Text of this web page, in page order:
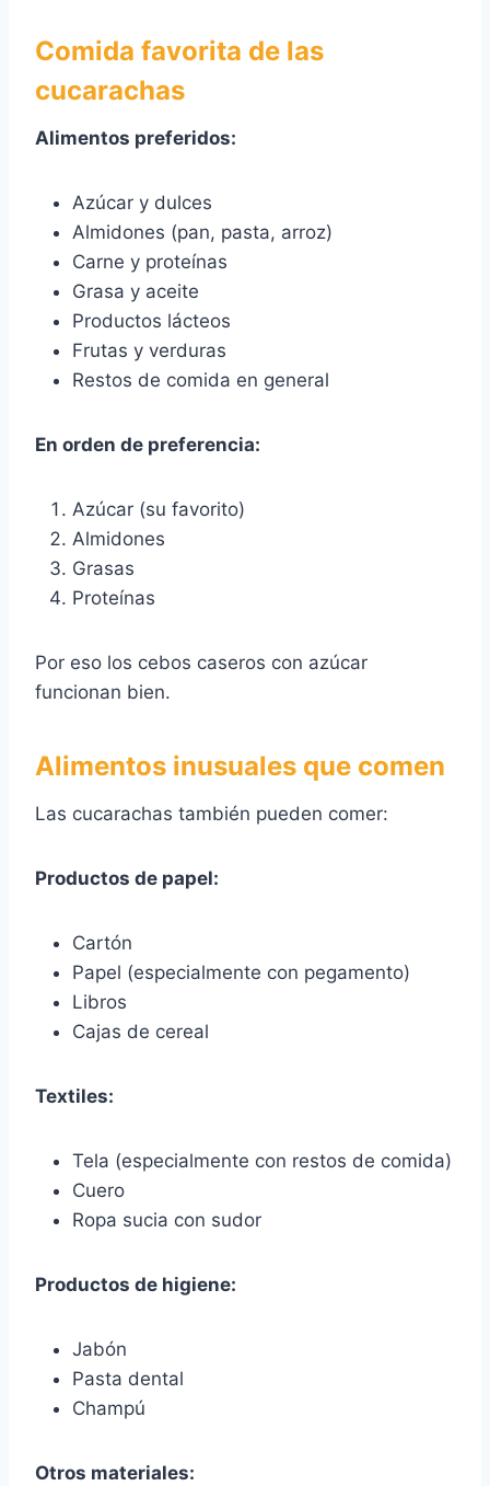
Comida favorita de las
cucarachas
Alimentos preferidos:
Azúcar y dulces
Almidones (pan, pasta, arroz)
Carne y proteínas
Grasa y aceite
Productos lácteos
Frutas y verduras
Restos de comida en general
En orden de preferencia:
Azúcar (su favorito)
Almidones
Grasas
Proteínas
Por eso los cebos caseros con azúcar
funcionan bien.
Alimentos inusuales que comen
Las cucarachas también pueden comer:
Productos de papel:
Cartón
Papel (especialmente con pegamento)
Libros
Cajas de cereal
Textiles:
Tela (especialmente con restos de comida)
Cuero
Ropa sucia con sudor
Productos de higiene:
Jabón
Pasta dental
Champú
Otros materiales: